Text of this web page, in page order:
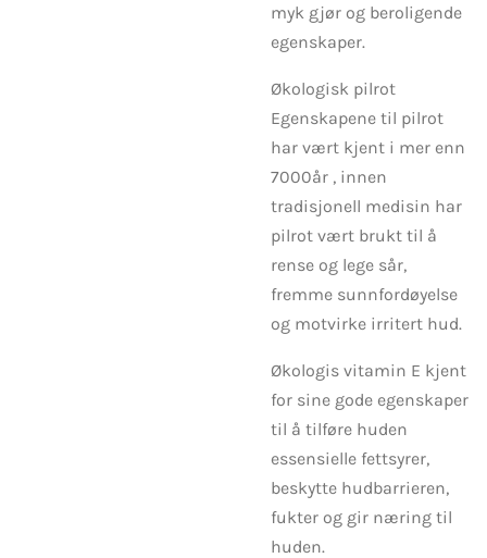
myk gjør og beroligende
egenskaper.
Økologisk pilrot
Egenskapene til pilrot
har vært kjent i mer enn
7000år , innen
tradisjonell medisin har
pilrot vært brukt til å
rense og lege sår,
fremme sunnfordøyelse
og motvirke irritert hud.
Økologis vitamin E kjent
for sine gode egenskaper
til å tilføre huden
essensielle fettsyrer,
beskytte hudbarrieren,
fukter og gir næring til
huden.